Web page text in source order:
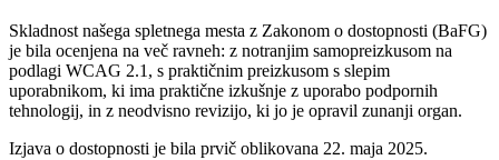
Skladnost našega spletnega mesta z Zakonom o dostopnosti (BaFG)
je bila ocenjena na več ravneh: z notranjim samopreizkusom na
podlagi WCAG 2.1, s praktičnim preizkusom s slepim
uporabnikom, ki ima praktične izkušnje z uporabo podpornih
tehnologij, in z neodvisno revizijo, ki jo je opravil zunanji organ.
Izjava o dostopnosti je bila prvič oblikovana 22. maja 2025.